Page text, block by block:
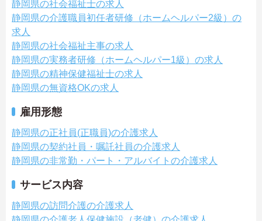
静岡県の社会福祉士の求人
静岡県の介護職員初任者研修（ホームヘルパー2級）の
求人
静岡県の社会福祉主事の求人
静岡県の実務者研修（ホームヘルパー1級）の求人
静岡県の精神保健福祉士の求人
静岡県の無資格OKの求人
雇用形態
静岡県の正社員(正職員)の介護求人
静岡県の契約社員・嘱託社員の介護求人
静岡県の非常勤・パート・アルバイトの介護求人
サービス内容
静岡県の訪問介護の介護求人